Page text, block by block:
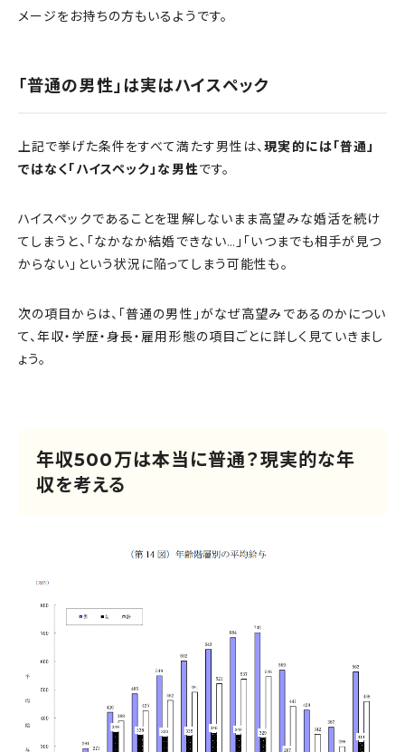
メージをお持ちの方もいるようです。
「普通の男性」は実はハイスペック
上記で挙げた条件をすべて満たす男性は、現実的には「普通」
ではなく「ハイスペック」な男性です。
ハイスペックであることを理解しないまま高望みな婚活を続け
てしまうと、「なかなか結婚できない…」「いつまでも相手が見つ
からない」という状況に陥ってしまう可能性も。
次の項目からは、「普通の男性」がなぜ高望みであるのかについ
て、年収・学歴・身長・雇用形態の項目ごとに詳しく見ていきまし
ょう。
年収500万は本当に普通？現実的な年
収を考える